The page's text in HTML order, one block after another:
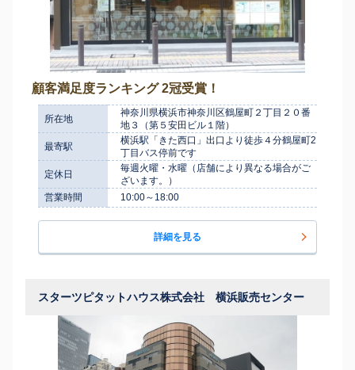
顧客満足度ランキング 2冠受賞！
所在地
神奈川県横浜市神奈川区鶴屋町２丁目２０番
地３（第５安田ビル１階）
最寄駅
横浜駅「きた西口」出口より徒歩４分鶴屋町2
丁目バス停前です
定休日
毎週火曜・水曜（店舗により異なる場合がご
ざいます。）
営業時間
10:00～18:00
詳細を見る
スターツピタットハウス株式会社 横浜販売センター